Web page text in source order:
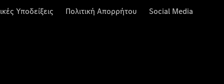
Υποδείξεις Πολιτική Απορρήτου Social Media